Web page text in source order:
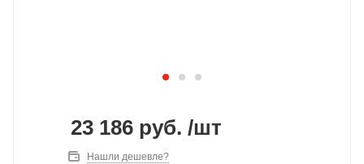
23 186 руб. /шт
Нашли дешевле?